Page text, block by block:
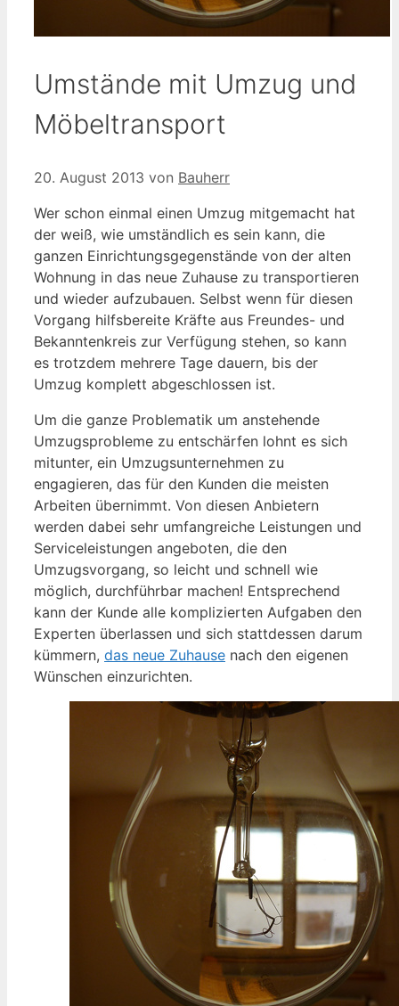
Umstände mit Umzug und
Möbeltransport
20. August 2013 von Bauherr
Wer schon einmal einen Umzug mitgemacht hat
der weiß, wie umständlich es sein kann, die
ganzen Einrichtungsgegenstände von der alten
Wohnung in das neue Zuhause zu transportieren
und wieder aufzubauen. Selbst wenn für diesen
Vorgang hilfsbereite Kräfte aus Freundes- und
Bekanntenkreis zur Verfügung stehen, so kann
es trotzdem mehrere Tage dauern, bis der
Umzug komplett abgeschlossen ist.
Um die ganze Problematik um anstehende
Umzugsprobleme zu entschärfen lohnt es sich
mitunter, ein Umzugsunternehmen zu
engagieren, das für den Kunden die meisten
Arbeiten übernimmt. Von diesen Anbietern
werden dabei sehr umfangreiche Leistungen und
Serviceleistungen angeboten, die den
Umzugsvorgang, so leicht und schnell wie
möglich, durchführbar machen! Entsprechend
kann der Kunde alle komplizierten Aufgaben den
Experten überlassen und sich stattdessen darum
kümmern, das neue Zuhause nach den eigenen
Wünschen einzurichten.